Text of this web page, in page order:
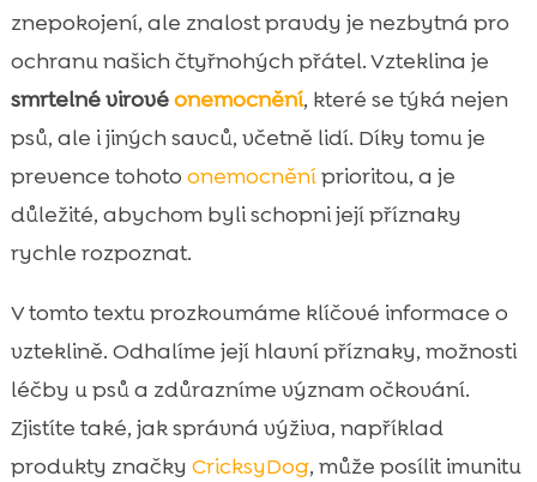
 Příznaky vztekliny u psa
 Diagnóza vztekliny u psa
 Léčba vztekliny u psa
Prevence vztekliny u psa
Proč je očkování zásadní
CricksyDog – nejlepší výživa pro psy
CricksyDog pamlsky
 Co dělat, když máte podezření na vzteklinu
u psa
 Život s očkovaným psem
 Závěr
 FAQ
znepokojení, ale znalost pravdy je nezbytná pro
ochranu našich čtyřnohých přátel. Vzteklina je
smrtelné virovéonemocnění, které se týká nejen
psů, ale i jiných savců, včetně lidí. Díky tomu je
prevence tohoto onemocněníprioritou, a je
důležité, abychom byli schopni její příznaky
rychle rozpoznat.
V tomto textu prozkoumáme klíčové informace o
vzteklině. Odhalíme její hlavní příznaky, možnosti
léčby u psů a zdůrazníme význam očkování.
Zjistíte také, jak správná výživa, například
produkty značky CricksyDog, může posílit imunitu